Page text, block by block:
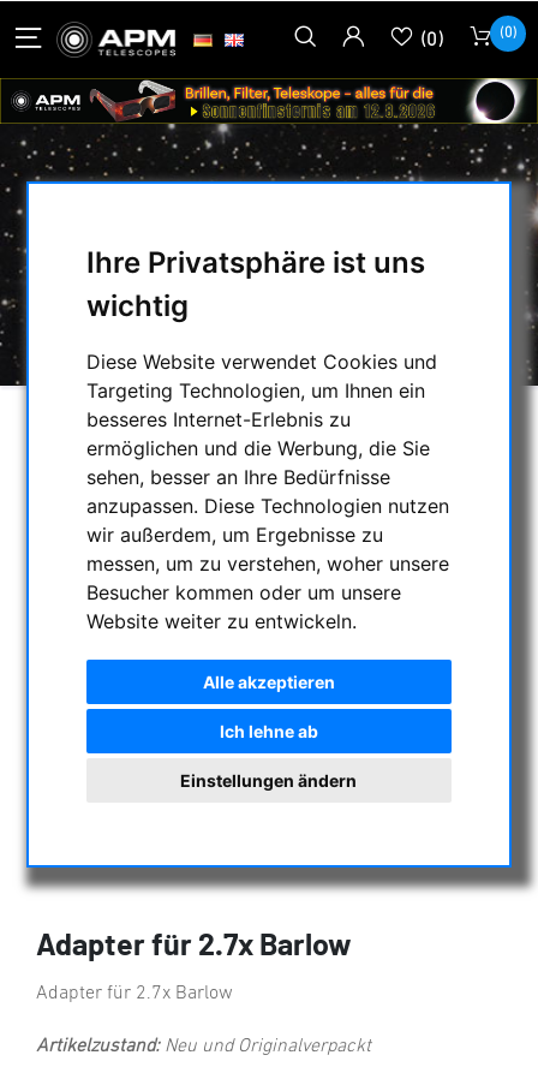
Ihre Privatsphäre ist uns
wichtig
Diese Website verwendet Cookies und
Targeting Technologien, um Ihnen ein
besseres Internet-Erlebnis zu
ermöglichen und die Werbung, die Sie
sehen, besser an Ihre Bedürfnisse
anzupassen. Diese Technologien nutzen
wir außerdem, um Ergebnisse zu
messen, um zu verstehen, woher unsere
Besucher kommen oder um unsere
Website weiter zu entwickeln.
Alle akzeptieren
Ich lehne ab
Einstellungen ändern
(0) (0)
HOME / SECONDHAND & LAGERBESTAND
LAGERLISTE
ADAPTER FÜR 2.7X BARLOW
Adapter für 2.7x Barlow
Adapter für 2.7x Barlow
Artikelzustand:Neu und Originalverpackt